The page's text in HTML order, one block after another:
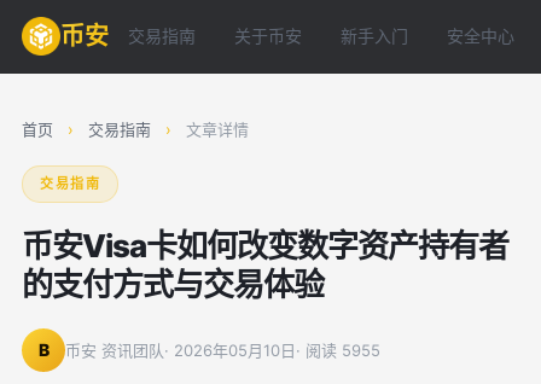
币安 交易指南 关于币安 新手入门 安全中心
首页 › 交易指南 › 文章详情
交易指南
币安Visa卡如何改变数字资产持有者
的支付方式与交易体验
B 币安 资讯团队· 2026年05月10日· 阅读 5955